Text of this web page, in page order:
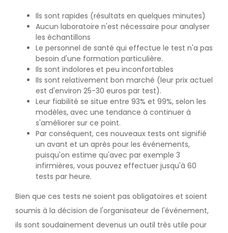
Ils sont rapides (résultats en quelques minutes)
Aucun laboratoire n'est nécessaire pour analyser
les échantillons
Le personnel de santé qui effectue le test n'a pas
besoin d'une formation particulière.
Ils sont indolores et peu inconfortables
Ils sont relativement bon marché (leur prix actuel
est d'environ 25-30 euros par test).
Leur fiabilité se situe entre 93% et 99%, selon les
modèles, avec une tendance à continuer à
s'améliorer sur ce point.
Par conséquent, ces nouveaux tests ont signifié
un avant et un après pour les événements,
puisqu'on estime qu'avec par exemple 3
infirmières, vous pouvez effectuer jusqu'à 60
tests par heure.
Bien que ces tests ne soient pas obligatoires et soient
soumis à la décision de l'organisateur de l'événement,
ils sont soudainement devenus un outil très utile pour